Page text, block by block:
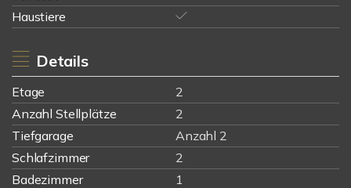
Haustiere
Details
Etage
2
Anzahl Stellplätze
2
Tiefgarage
Anzahl 2
Schlafzimmer
2
Badezimmer
1